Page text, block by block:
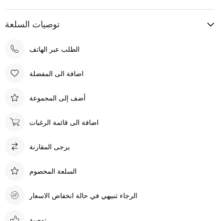
توصيات السلعة
الطلب عبر الهاتف
اضافة الى المفضلة
أضف إلى المجموعة
اضافة الى قائمة الرغبات
يرجى المقارنة
السلعة المخصوم
الرجاء تنبيهي في حالة انخفاض الاسعار